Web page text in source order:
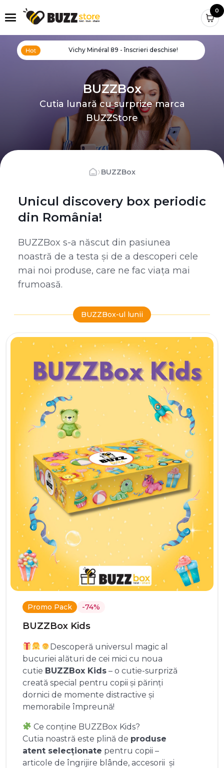
0
Vichy Minéral 89 - înscrieri deschise!
BUZZBox
Cutia lunară cu surprize marca
BUZZStore
›BUZZBox
Unicul discovery box periodic
din România!
BUZZBox s-a născut din pasiunea
noastră de a testa și de a descoperi cele
mai noi produse, care ne fac viața mai
frumoasă.
BUZZBox-ul lunii
Promo Pack -74%
BUZZBox Kids
Descoperă universul magic al
bucuriei alături de cei mici cu noua
cutie BUZZBox Kids – o cutie-surpriză
creată special pentru copii și părinți
dornici de momente distractive și
memorabile împreună!
Ce conține BUZZBox Kids?
Cutia noastră este plină de produse
atent selecționate pentru copii –
articole de îngrijire blânde, accesorii și